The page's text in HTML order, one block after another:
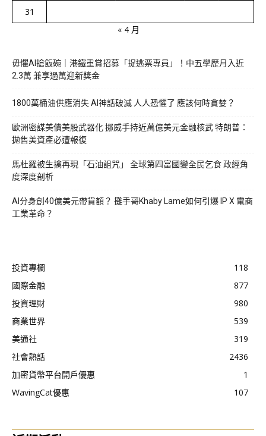
31
« 4 月
毋懼AI搶飯碗｜港鐵重賞招募「捉逃票專員」！中五學歷月入近
2.3萬 兼享過萬迎新獎金
1800萬桶油供應消失 AI神話破滅 人人恐懼了 應該何時貪婪？
歐洲密謀美債美股武器化 挪威手持近萬億美元金融核武 特朗普：
拋售美資產必遭報復
馬杜羅被生擒再現「石油詛咒」 全球第四富國變全民乞食 政經角
度深度剖析
AI分身創40億美元帶貨額？ 攤手哥Khaby Lame如何引爆 IP X 電商
工業革命？
投資專欄
118
國際金融
877
投資理財
980
商業世界
539
美通社
319
社會熱話
2436
加密貨幣平台開戶優惠
1
WavingCat優惠
107